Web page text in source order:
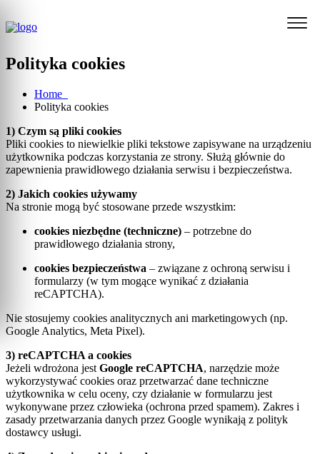
Polityka cookies
Home
Polityka cookies
1) Czym są pliki cookies
Pliki cookies to niewielkie pliki tekstowe zapisywane na urządzeniu
użytkownika podczas korzystania ze strony. Służą głównie do
zapewnienia prawidłowego działania serwisu i bezpieczeństwa.
2) Jakich cookies używamy
Na stronie mogą być stosowane przede wszystkim:
cookies niezbędne (techniczne) – potrzebne do
prawidłowego działania strony,
cookies bezpieczeństwa – związane z ochroną serwisu i
formularzy (w tym mogące wynikać z działania
reCAPTCHA).
Nie stosujemy cookies analitycznych ani marketingowych (np.
Google Analytics, Meta Pixel).
3) reCAPTCHA a cookies
Jeżeli wdrożona jest Google reCAPTCHA, narzędzie może
wykorzystywać cookies oraz przetwarzać dane techniczne
użytkownika w celu oceny, czy działanie w formularzu jest
wykonywane przez człowieka (ochrona przed spamem). Zakres i
zasady przetwarzania danych przez Google wynikają z polityk
dostawcy usługi.